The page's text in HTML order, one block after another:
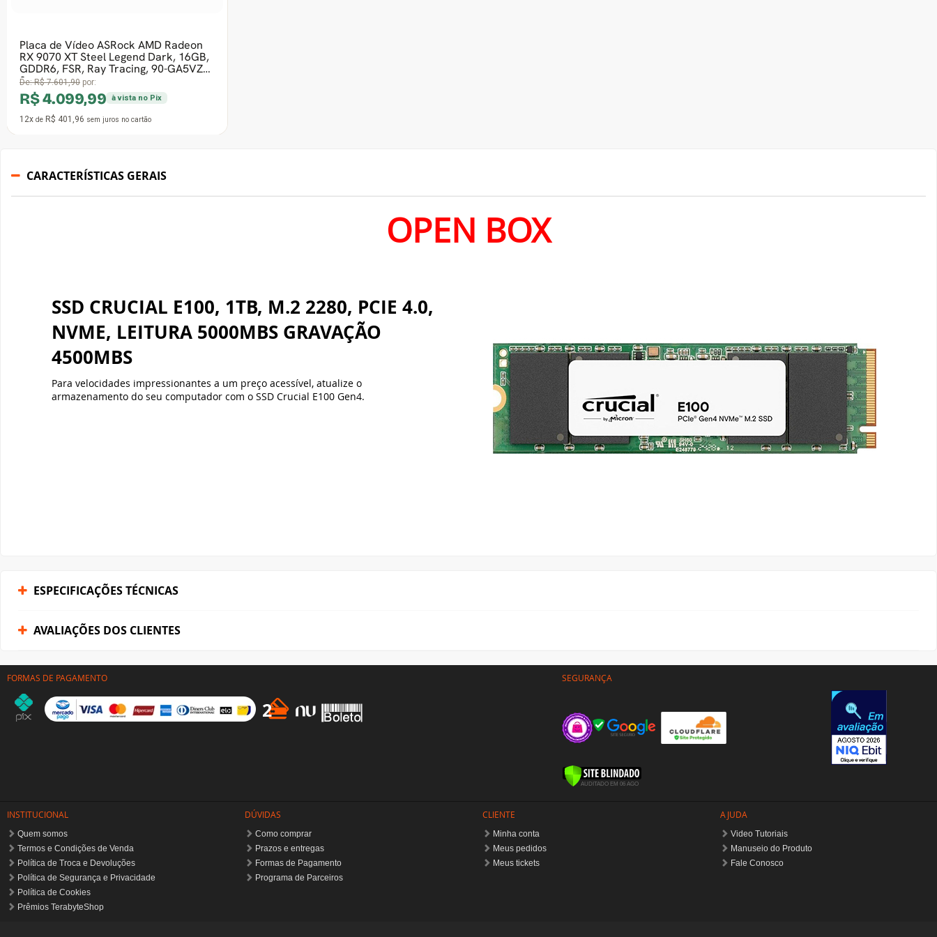
Fonte Duex DX 600FSE++ White
Series, 600W, 80 Plus Bronze, Full
Modular, PFC Ativo - Open Box
De:R$ 336,90por:
R$ 219,99 à vista no Pix
12x de R$ 21,57sem juros no cartão
CARACTERÍSTICAS GERAIS
OPEN BOX
SSD CRUCIAL E100, 1TB, M.2 2280, PCIE 4.0,
NVME, LEITURA 5000MBS GRAVAÇÃO
4500MBS
Para velocidades impressionantes a um preço acessível, atualize o
armazenamento do seu computador com o SSD Crucial E100 Gen4.
ESPECIFICAÇÕES TÉCNICAS
AVALIAÇÕES DOS CLIENTES
FORMAS DE PAGAMENTO SEGURANÇA
INSTITUCIONAL
Quem somos
Termos e Condições de Venda
Política de Troca e Devoluções
Política de Segurança e Privacidade
Política de Cookies
Prêmios TerabyteShop
DÚVIDAS
Como comprar
Prazos e entregas
Formas de Pagamento
Programa de Parceiros
CLIENTE
Minha conta
Meus pedidos
Meus tickets
AJUDA
Video Tutoriais
Manuseio do Produto
Fale Conosco